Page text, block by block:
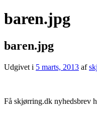
baren.jpg
baren.jpg
Udgivet i 5 marts, 2013 af
Få skjørring.dk nyhedsbrev